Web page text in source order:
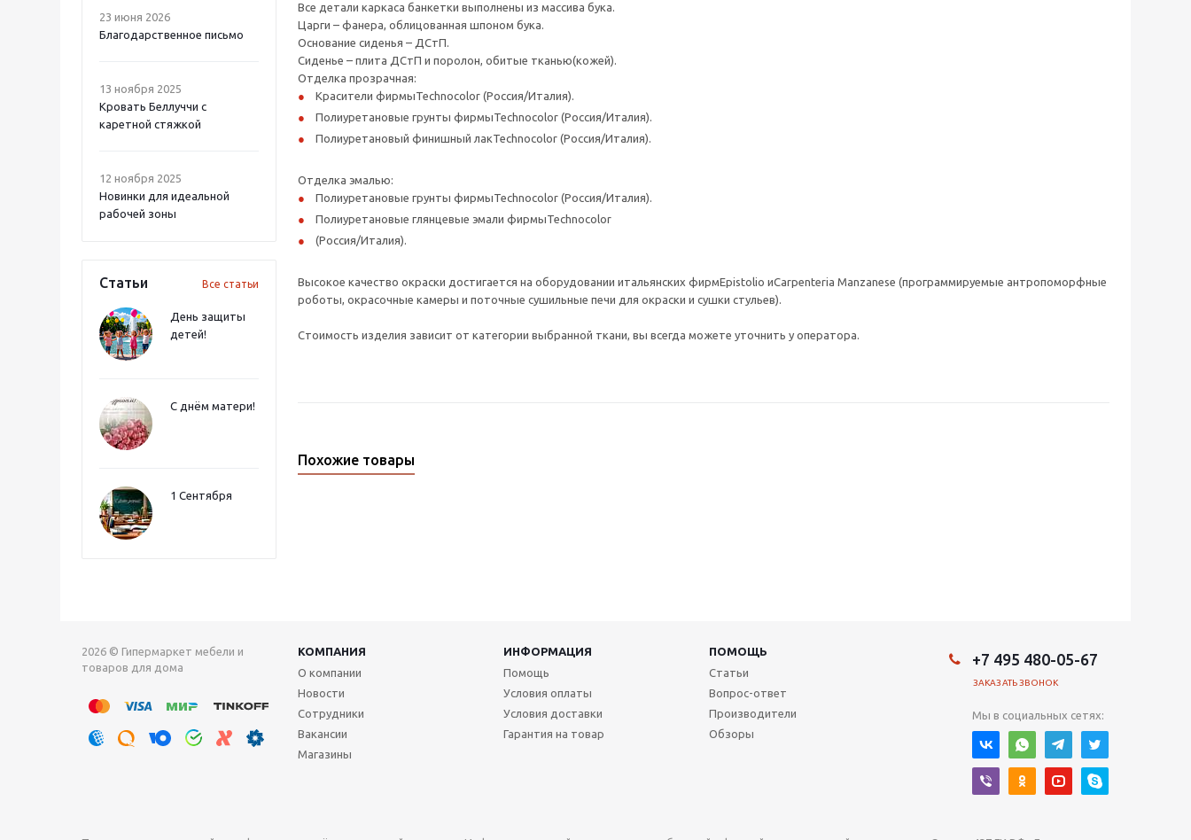
23 июня 2026
Благодарственное письмо
13 ноября 2025
Кровать Беллуччи с
каретной стяжкой
12 ноября 2025
Новинки для идеальной
рабочей зоны
Статьи Все статьи
День защиты
детей!
С днём матери!
1 Сентября
Все детали каркаса банкетки выполнены из массива бука.
Царги – фанера, облицованная шпоном бука.
Основание сиденья – ДСтП.
Сиденье – плита ДСтП и поролон, обитые тканью(кожей).
Отделка прозрачная:
Красители фирмыTechnocolor (Россия/Италия).
Полиуретановые грунты фирмыTechnocolor (Россия/Италия).
Полиуретановый финишный лакTechnocolor (Россия/Италия).
Отделка эмалью:
Полиуретановые грунты фирмыTechnocolor (Россия/Италия).
Полиуретановые глянцевые эмали фирмыTechnocolor
(Россия/Италия).
Высокое качество окраски достигается на оборудовании итальянских фирмEpistolio иCarpenteria Manzanese (программируемые антропоморфные
роботы, окрасочные камеры и поточные сушильные печи для окраски и сушки стульев).
Стоимость изделия зависит от категории выбранной ткани, вы всегда можете уточнить у оператора.
Похожие товары
2026 © Гипермаркет мебели и
товаров для дома
КОМПАНИЯ ИНФОРМАЦИЯ
ПОМОЩЬ
О компании
Новости
Сотрудники
Вакансии
Магазины
Помощь
Условия оплаты
Условия доставки
Гарантия на товар
Статьи
Вопрос-ответ
Производители
Обзоры
+7 495 480-05-67
ЗАКАЗАТЬ ЗВОНОК
Мы в социальных сетях: